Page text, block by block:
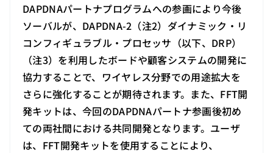
DAPDNAパートナプログラムへの参画により今後
ソーバルが、DAPDNA-2（注2）ダイナミック・リ
コンフィギュラブル・プロセッサ（以下、DRP）
（注3）を利用したボードや顧客システムの開発に
協力することで、ワイヤレス分野での用途拡大を
さらに強化することが期待されます。また、FFT開
発キットは、今回のDAPDNAパートナ参画後初め
ての両社間における共同開発となります。ユーザ
は、FFT開発キットを使用することにより、